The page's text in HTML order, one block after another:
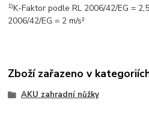
1)K-Faktor podle RL 2006/42/EG =
2006/42/EG = 2 m/s²
Zboží zařazeno v
AKU zahradní nůžky